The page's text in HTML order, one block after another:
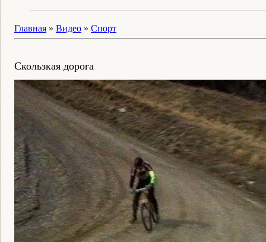
Главная » Видео » Спорт
Скользкая дорога